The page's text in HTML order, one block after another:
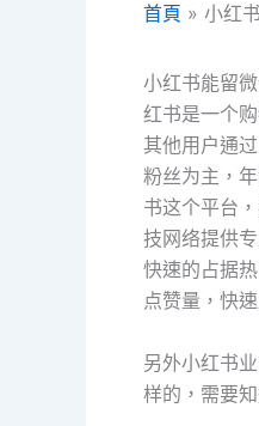
首頁 小红
小红书能留
红书是一个
其他用户通
粉丝为主，
书这个平台
技网络提供
快速的占据
点赞量，快
另外小红书
样的，需要